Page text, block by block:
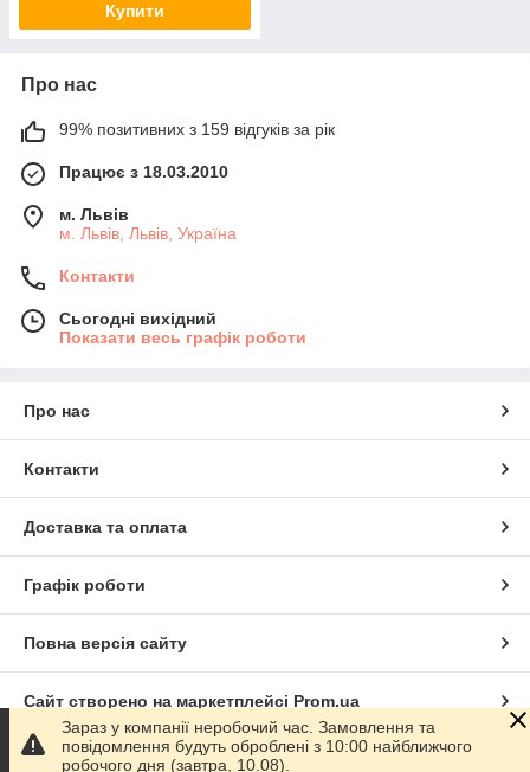
Купити
Про нас
99% позитивних з 159 відгуків за рік
Працює з 18.03.2010
м. Львів
м. Львів, Львів, Україна
Контакти
Сьогодні вихідний
Показати весь графік роботи
Про нас
Контакти
Доставка та оплата
Графік роботи
Повна версія сайту
Сайт створено на маркетплейсі Prom.ua
Політика конфіденційності
Зараз у компанії неробочий час. Замовлення та
повідомлення будуть оброблені з 10:00 найближчого
робочого дня (завтра, 10.08).